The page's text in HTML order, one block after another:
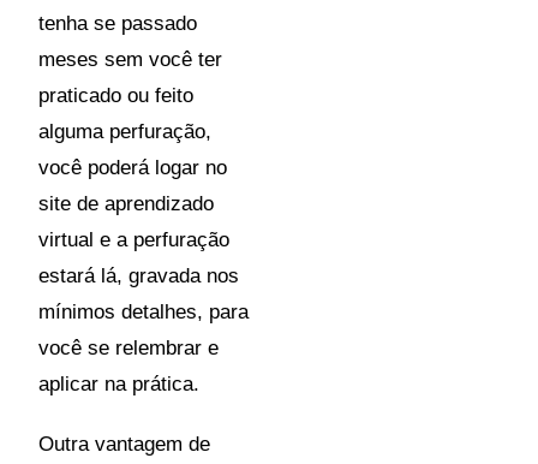
tenha se passado
meses sem você ter
praticado ou feito
alguma perfuração,
você poderá logar no
site de aprendizado
virtual e a perfuração
estará lá, gravada nos
mínimos detalhes, para
você se relembrar e
aplicar na prática.
Outra vantagem de